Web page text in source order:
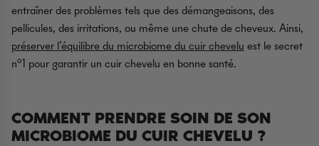
entraîner des problèmes tels que des démangeaisons, des
pellicules, des irritations, ou même une chute de cheveux. Ainsi,
préserver l’équilibre du microbiome du cuir chevelu est le secret
n°1 pour garantir un cuir chevelu en bonne santé.
COMMENT PRENDRE SOIN DE SON
MICROBIOME DU CUIR CHEVELU ?